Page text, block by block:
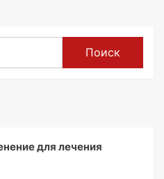
Поиск
для лечения